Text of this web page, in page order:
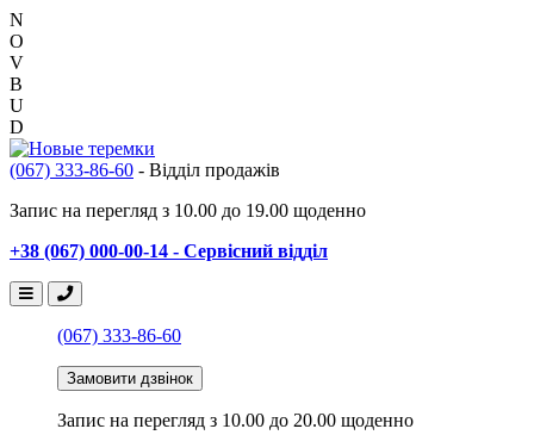
N
O
V
B
U
D
(067) 333-86-60 - Відділ продажів
Запис на перегляд з 10.00 до 19.00 щоденно
+38 (067) 000-00-14 - Сервісний відділ
(067) 333-86-60
Замовити дзвінок
Запис на перегляд з 10.00 до 20.00 щоденно